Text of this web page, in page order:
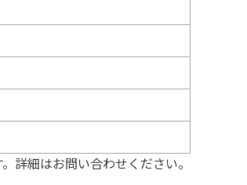
詳細はお問い合わせください。